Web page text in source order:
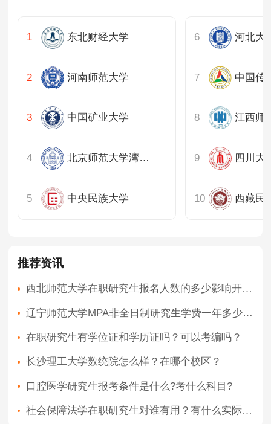
东北财经大学
河南师范大学
中国矿业大学
北京师范大学湾区国际商学院
中央民族大学
河北大
中国传
江西师
四川大
西藏民
推荐资讯
西北师范大学在职研究生报名人数的多少影响开课时间吗？如果在三月份报名是高峰期吗？
辽宁师范大学MPA非全日制研究生学费一年多少钱？
在职研究生有学位证和学历证吗？可以考编吗？
长沙理工大学数统院怎么样？在哪个校区？
口腔医学研究生报考条件是什么?考什么科目?
社会保障法学在职研究生对谁有用？有什么实际用处？